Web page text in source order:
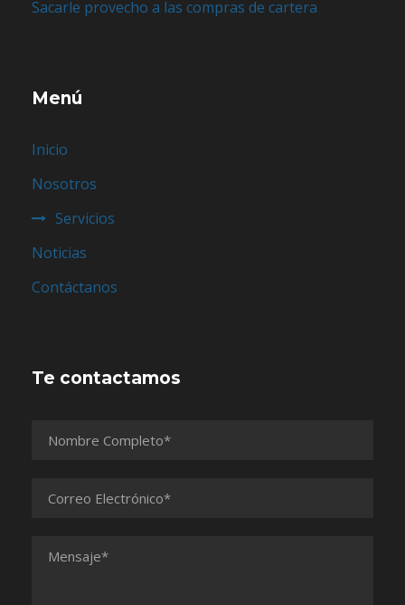
Sacarle provecho a las compras de cartera
Menú
Inicio
Nosotros
Servicios
Noticias
Contáctanos
Te contactamos